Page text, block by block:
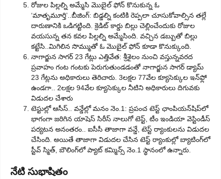
రోజుల పిల్లల్ని అమ్మేసి మొబైల్ ఫోన్ కొనుకున్న ఓ
‘మాతృమూర్తి’..బీజింగ్: బిడ్డల్ని కంటికి రెప్పలా చూసుకోవాల్సిన తల్లే
దారుణానికి ఒడిగట్టింది. క్రెడిట్ కార్డు బిల్లు చెల్లించేందుకు రోజుల
వయసున్న తన కవల పిల్లల్ని అమ్మేసింది. వచ్చిన డబ్బుతో బిల్లు
కట్టేసి..మిగిలిన సొమ్ముతో ఓ మొబైల్ ఫోన్ కూడా కొనుక్కుంది.
నాగార్జున సాగర్ 23 గేట్లు ఎత్తివేత: శ్రీశైలం నుంచి వస్తున్నవరద
ప్రవాహం గంట గంటకు పెరుగుతుండడంతో నాగార్జున సాగర్ డ్యామ్
23 గేట్లను అధికారులు తెరిచారు. 3లక్షల 77వేల క్యూసెక్కుల ఇన్‌ఫ్లో
ఉండగా.. 2లక్షల 94వేల క్యూసెక్కుల నీటిని అధికారులు దిగువకు
విడుదల చేశారు
టెస్టుల్లో ఆసీస్.. వన్డేల్లో మనం నెం.1: ప్రపంచ టెస్ట్ ఛాంపియన్‌షిప్‌లో
భాగంగా జరిగిన యాషెస్ సిరీస్ నాలుగో టెస్ట్, టీం ఇండియా వెస్టిండీస్
పర్యటన అనంతరం.. ఐసీసీ తాజాగా వన్డే, టెస్ట్ ర్యాంకులను విడుదల
చేసింది. అయితే తాజాగా విడుదల చేసిన టెస్ట్ ర్యాంకుల్లో బ్యాటింగ్‌లో
స్టీవ్ స్మిత్, బౌలింగ్‌లో ప్యాట్ కమ్మిన్స్ నెం.1 స్థానంలో ఉన్నారు.
నేటి సుభాషితం